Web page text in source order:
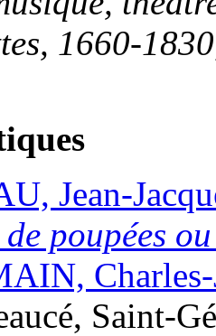
1660-1830
Jean-
poupées
Charles-
Saint-